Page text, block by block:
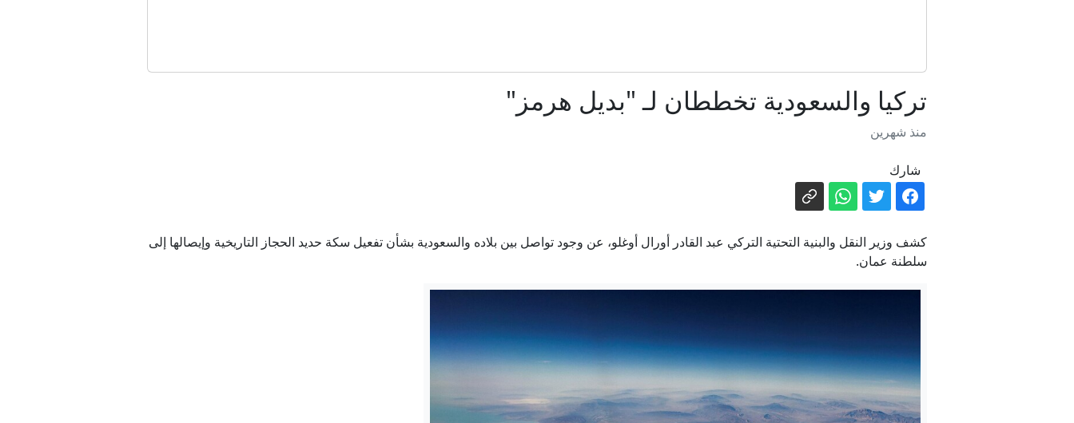
هل يعطل الحرس الثوري حسم اتفاق الملاحة في هرمز؟
إيران.. ترمب يؤكد السيطرة على هرمز وطهران تتحدث عن اتفاق وشيك مع مسقط
لبنان.. إصابة جندي باستهداف إسرائيلي لجرافة للجيش في المنصوري
تركيا والسعودية تخططان لـ "بديل هرمز"
منذ شهرين
شارك
كشف وزير النقل والبنية التحتية التركي عبد القادر أورال أوغلو، عن وجود تواصل بين بلاده والسعودية بشأن تفعيل سكة حديد الحجاز التاريخية وإيصالها إلى
سلطنة عمان.